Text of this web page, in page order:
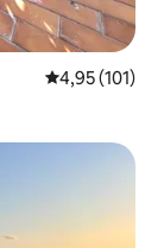
4,95 de uma
4,95 (101)